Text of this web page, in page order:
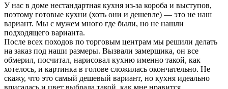
У нас в доме нестандартная кухня из-за короба и выступов,
поэтому готовые кухни (хоть они и дешевле) — это не наш
вариант. Мы с мужем много где были, но не нашли
подходящего варианта.
После всех походов по торговым центрам мы решили делать
на заказ под наши размеры. Вызвали замерщика, он все
обмерил, посчитал, нарисовал кухню именно такой, как
хотелось, и картинка в голове сложилась окончательно. Не
скажу, что это самый дешевый вариант, но кухня идеально
вписалась и цвет выбрала такой, как мне нравится.